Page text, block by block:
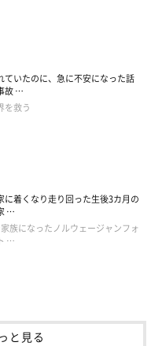
でするつくねちゃん
へ愛情を注ぎ続けて今日ま
んとのこれからの日々につ
ていたのに、急に不安になった話
故 …
を救う
に着くなり走り回った生後3カ月の
…
族になったノルウェージャンフォ
…
と見る